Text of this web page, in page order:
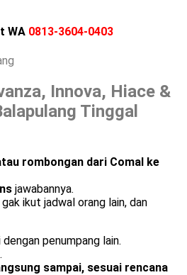
WA 0813-3604-0403
Innova, Hiace &
Tinggal
rombongan dari Comal ke
jawabannya.
ikut jadwal orang lain, dan
penumpang lain.
sampai, sesuai rencana